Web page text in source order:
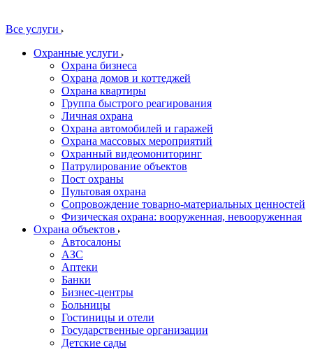
Все услуги
Охранные услуги
Охрана бизнеса
Охрана домов и коттеджей
Охрана квартиры
Группа быстрого реагирования
Личная охрана
Охрана автомобилей и гаражей
Охрана массовых мероприятий
Охранный видеомониторинг
Патрулирование объектов
Пост охраны
Пультовая охрана
Сопровождение товарно-материальных ценностей
Физическая охрана: вооруженная, невооруженная
Охрана объектов
Автосалоны
АЗС
Аптеки
Банки
Бизнес-центры
Больницы
Гостиницы и отели
Государственные организации
Детские сады